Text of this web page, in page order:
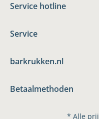
Service hotline
Service
barkrukken.nl
Betaalmethoden
* Alle